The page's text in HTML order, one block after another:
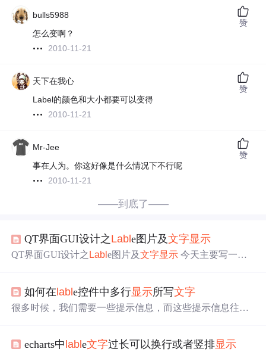
bulls5988
怎么变啊？
2010-11-21
赞
天下在我心
Label的颜色和大小都要可以变得
2010-11-21
赞
Mr-Jee
事在人为。你这好像是什么情况下不行呢
2010-11-21
赞
——到底了——
QT界面GUI设计之 Lable图片及文字显示
QT界面GUI设计之 Lable图片及文字显示 今天主要写一下Q
首先是搭建一个Label框，这个简单，在设计师里直接拖进
去就可以，这时候，在对象查看器里，会显示 拖入的当前l
如何在lable控件中多行显示所写文字
很多时候，我们需要一些提示信息，而这些提示信息往往
样，lable控件本身是不支持多行显示的，那么如何来实现
echarts中lable文字过长可以换行或者竖排显示